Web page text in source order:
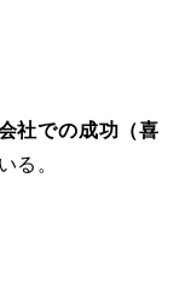
社での成功（喜
る。